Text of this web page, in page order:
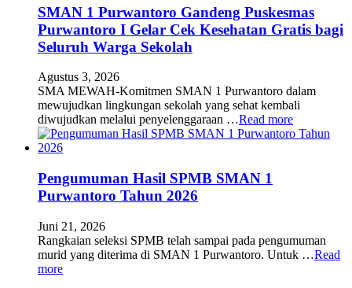
SMAN 1 Purwantoro Gandeng Puskesmas
Purwantoro I Gelar Cek Kesehatan Gratis bagi
Seluruh Warga Sekolah
Agustus 3, 2026
SMA MEWAH-Komitmen SMAN 1 Purwantoro dalam
mewujudkan lingkungan sekolah yang sehat kembali
diwujudkan melalui penyelenggaraan …Read more
Pengumuman Hasil SPMB SMAN 1
Purwantoro Tahun 2026
Juni 21, 2026
Rangkaian seleksi SPMB telah sampai pada pengumuman
murid yang diterima di SMAN 1 Purwantoro. Untuk …Read
more